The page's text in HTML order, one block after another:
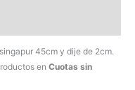
45cm y dije de 2cm.
en Cuotas sin